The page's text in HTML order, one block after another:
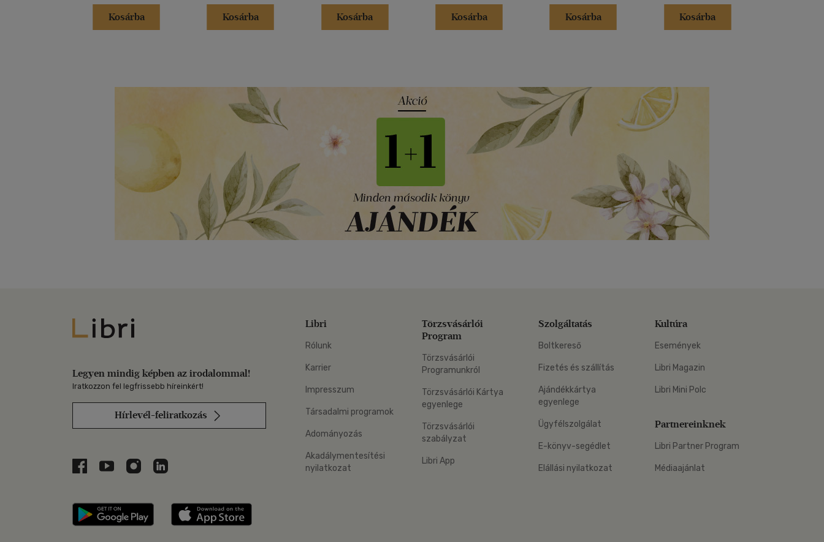
Kosárba
Kosárba
Kosárba
Kosárba
Kosárba
Kosárba
Libri
Legyen mindig képben az irodalommal!
Iratkozzon fel legfrissebb híreinkért!
Hírlevél-feliratkozás
Libri a Facebookon
Libri a Youtube-on
Libri az Instagramon
Libri a LinkedInen
Libri applikáció Szerezd meg: Google Play
Libri
Rólunk
Karrier
Impresszum
Társadalmi programok
Adományozás
Akadálymentesítési
nyilatkozat
Törzsvásárlói
Program
Törzsvásárlói
Programunkról
Törzsvásárlói Kártya
egyenlege
Törzsvásárlói
szabályzat
Libri App
Szolgáltatás
Boltkereső
Fizetés és szállítás
Ajándékkártya
egyenlege
Ügyfélszolgálat
E-könyv-segédlet
Elállási nyilatkozat
Kultúra
Események
Libri Magazin
Libri Mini Polc
Partnereinknek
Libri Partner Program
Médiaajánlat